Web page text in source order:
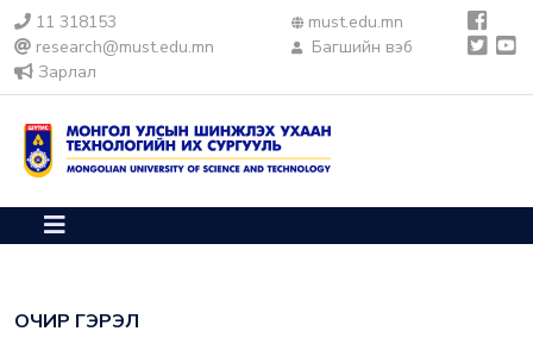
11 318153
research@must.edu.mn
Зарлал
must.edu.mn
Багшийн вэб
ОЧИР ГЭРЭЛ